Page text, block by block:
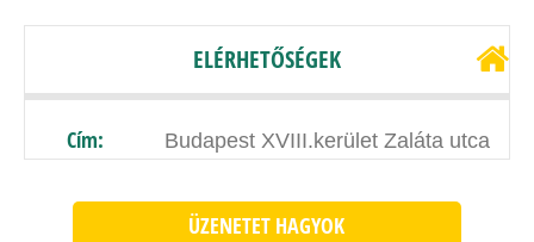
ELÉRHETŐSÉGEK
Cím: Budapest XVIII.kerület Zaláta utca
ÜZENETET HAGYOK